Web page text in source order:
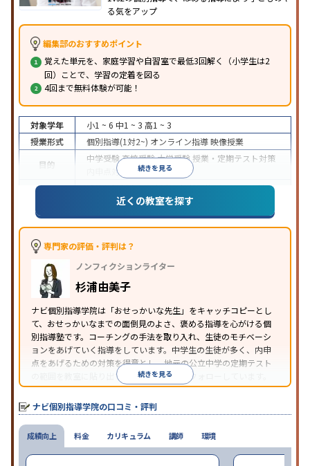
る気をアップ
編集部のおすすめポイント
覚えた単元を、家庭学習や自習室で最低3回解く（小学生は2
回）ことで、学習の定着を図る
4回まで無料体験が可能！
続きを見る
対象学年 小1 ~ 6 中1 ~ 3 高1 ~ 3
授業形式
個別指導(1対2~) オンライン指導映像授業
目的
中学受験高校受験大学受験 授業・定期テスト対策
内申点対策
学習習慣の定着
成績保証制度あり授業の振替可能オンライン対応
1科目から受講可能季節講習のみの受講可
※2023年3月調査。小学校高学年の個別指導塾アンケート調査方法を参
近くの教室を探す
専門家の評価・評判は？
ノンフィクションライター
杉浦由美子
ナビ個別指導学院は「おせっかいな先生」をキャッチコピーとし
て、おせっかいなまでの面倒見のよさ、褒める指導を心がける個
別指導塾です。コーチングの手法を取り入れ、生徒のモチベーシ
ョンをあげていく指導をしています。中学生の生徒が多く、内申
点をあげるための対策を得意とし、地元の公立中学の定期テスト
の範囲を教室に貼り出すなど手厚く学習をフォローしています。
オリジナルテキストを使用しており、特に英語は各教科書に合わ
せたテキストを使った「先取り学習」で理解度を深められます。
続きを見る
ナビ個別指導学院の口コミ・評判
成績向上 料金 カリキュラム 講師 環境